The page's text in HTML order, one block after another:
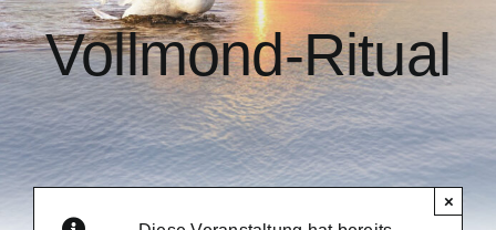
Vollmond-Ritual
×